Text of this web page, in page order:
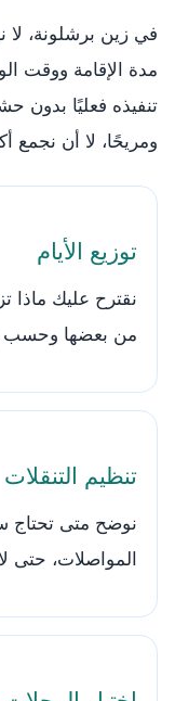
في زين برشلونة،
مدة الإقامة ووقت
تنفيذه فعليًا بدون
ومريحًا، لا أن
توزيع الأيام
نقترح عليك
من بعضها وحسب
تنظيم التنقلات
نوضح متى تحتاج
المواصلات، حتى